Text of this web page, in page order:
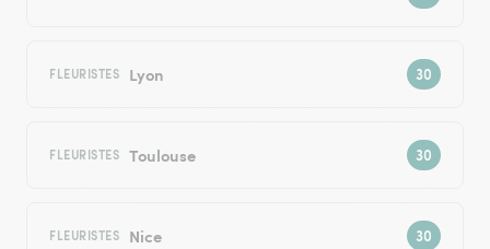
FLEURISTES Lyon
FLEURISTES Toulouse
FLEURISTES Nice